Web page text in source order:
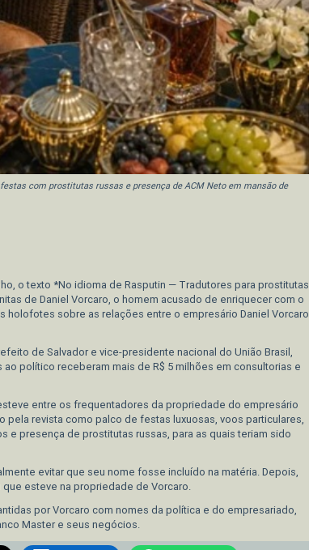
com prostitutas russas e presença de ACM Neto em mansão de
o texto *No idioma de Rasputin — Tradutores para prostitutas
de Daniel Vorcaro, o homem acusado de enriquecer com o
sobre as relações entre o empresário Daniel Vorcaro
de Salvador e vice-presidente nacional do União Brasil,
ao político receberam mais de R$ 5 milhões em consultorias e
entre os frequentadores da propriedade do empresário
pela revista como palco de festas luxuosas, voos particulares,
e presença de prostitutas russas, para as quais teriam sido
evitar que seu nome fosse incluído na matéria. Depois,
esteve na propriedade de Vorcaro.
por Vorcaro com nomes da política e do empresariado,
Master e seus negócios.